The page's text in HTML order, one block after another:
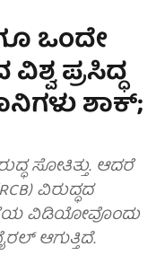
ಒಂದೇ
ಪ್ರಸಿದ್ಧ
ಶಾಕ್;
ಸೋತಿತ್ತು. ಆದರೆ
ವಿರುದ್ಧದ
ವಿಡಿಯೋವೊಂದು
ಆಗುತ್ತಿದೆ.